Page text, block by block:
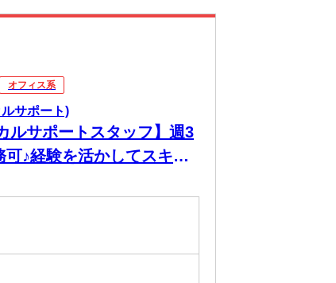
オフィス系
サポート)
ルサポートスタッフ】週3
♪経験を活かしてスキル